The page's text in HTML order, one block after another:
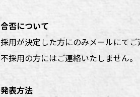
合否について
採用が決定した方にのみメールにてご
不採用の方にはご連絡いたしません。
発表方法